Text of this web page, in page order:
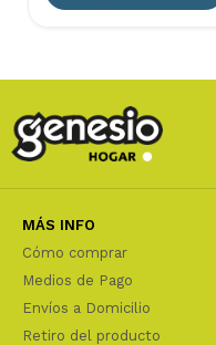
MÁS INFO
Cómo comprar
Medios de Pago
Envíos a Domicilio
Retiro del producto